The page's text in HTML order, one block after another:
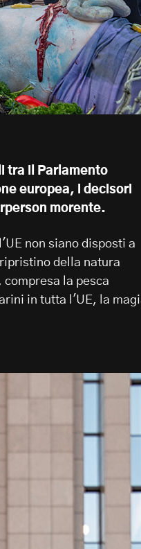
tra il Parlamento
europea, i decisori
morente.
non siano disposti a
della natura
la pesca
in tutta l'UE, la